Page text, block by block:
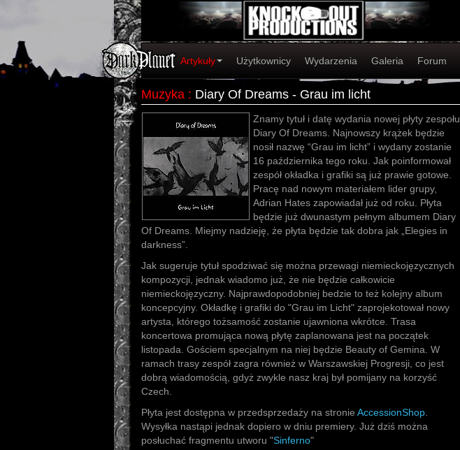
Artykuły Użytkownicy Wydarzenia Galeria Forum
Muzyka : Diary Of Dreams - Grau im licht
Znamy tytuł i datę wydania nowej płyty zespołu
Diary Of Dreams. Najnowszy krążek będzie
nosił nazwę “Grau im licht” i wydany zostanie
16 października tego roku. Jak poinformował
zespół okładka i grafiki są już prawie gotowe.
Pracę nad nowym materiałem lider grupy,
Adrian Hates zapowiadał już od roku. Płyta
będzie już dwunastym pełnym albumem Diary
Of Dreams. Miejmy nadzieję, że płyta będzie tak dobra jak „Elegies in
darkness”.
Jak sugeruje tytuł spodziwać się można przewagi niemieckojęzycznych
kompozycji, jednak wiadomo już, że nie będzie całkowicie
niemieckojęzyczny. Najprawdopodobniej bedzie to też kolejny album
koncepcyjny. Okładkę i grafiki do "Grau im Licht" zaprojekotował nowy
artysta, którego tożsamość zostanie ujawniona wkrótce. Trasa
koncertowa promująca nową płytę zaplanowana jest na początek
listopada. Gościem specjalnym na niej będzie Beauty of Gemina. W
ramach trasy zespół zagra również w Warszawskiej Progresji, co jest
dobrą wiadomością, gdyż zwykle nasz kraj był pomijany na korzyść
Czech.
Płyta jest dostępna w przedsprzedaży na stronie AccessionShop
Wysyłka nastąpi jednak dopiero w dniu premiery. Już dziś można
posłuchać fragmentu utworu "Sinferno"